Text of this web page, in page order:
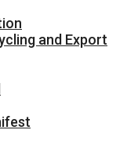
and Export